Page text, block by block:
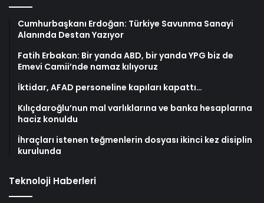
Cumhurbaşkanı Erdoğan: Türkiye Savunma Sanayi
Alanında Destan Yazıyor
Fatih Erbakan: Bir yanda ABD, bir yanda YPG biz de
Emevi Camii’nde namaz kılıyoruz
İktidar, AFAD personeline kapıları kapattı…
Kılıçdaroğlu’nun mal varlıklarına ve banka hesaplarına
haciz konuldu
İhraçları istenen teğmenlerin dosyası ikinci kez disiplin
kurulunda
Teknoloji Haberleri